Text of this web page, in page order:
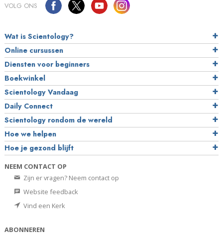
VOLG ONS
Wat is Scientology?
Online cursussen
Diensten voor beginners
Boekwinkel
Scientology Vandaag
Daily Connect
Scientology rondom de wereld
Hoe we helpen
Hoe je gezond blijft
NEEM CONTACT OP
Zijn er vragen? Neem contact op
Website feedback
Vind een Kerk
ABONNEREN